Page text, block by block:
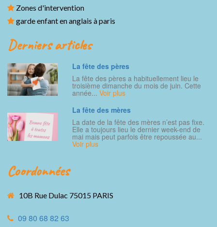
Zones d'intervention
garde enfant en anglais à paris
Derniers articles
La fête des pères
La fête des pères a habituellement lieu le
troisième dimanche du mois de juin. Cette
année...Voir plus
La fête des mères
La date de la fête des mères n’est pas fixe.
Elle a toujours lieu le dernier week-end de
mai mais peut parfois être repoussée au...
Voir plus
Coordonnées
10B Rue Dulac 75015 PARIS
09 80 68 82 63